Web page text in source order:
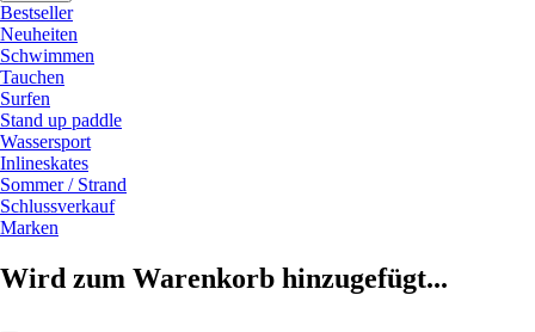
Bestseller
Neuheiten
Schwimmen
Tauchen
Surfen
Stand up paddle
Wassersport
Inlineskates
Sommer / Strand
Schlussverkauf
Marken
Wird zum Warenkorb hinzugefügt...